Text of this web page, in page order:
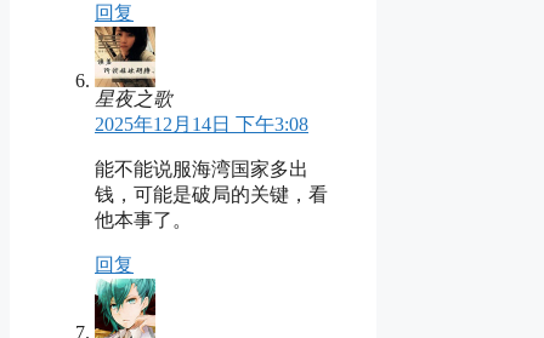
回复
星夜之歌
2025年12月14日 下午3:08
能不能说服海湾国家多出
钱，可能是破局的关键，看
他本事了。
回复